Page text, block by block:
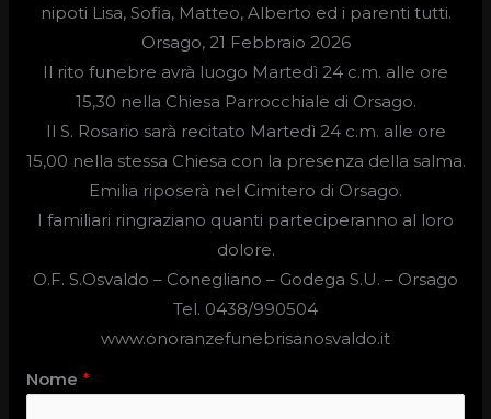
nipoti Lisa, Sofia, Matteo, Alberto ed i parenti tutti.
Orsago, 21 Febbraio 2026
Il rito funebre avrà luogo Martedì 24 c.m. alle ore
15,30 nella Chiesa Parrocchiale di Orsago.
Il S. Rosario sarà recitato Martedì 24 c.m. alle ore
15,00 nella stessa Chiesa con la presenza della salma.
Emilia riposerà nel Cimitero di Orsago.
I familiari ringraziano quanti parteciperanno al loro
dolore.
O.F. S.Osvaldo – Conegliano – Godega S.U. – Orsago
Tel. 0438/990504
www.onoranzefunebrisanosvaldo.it
Nome*